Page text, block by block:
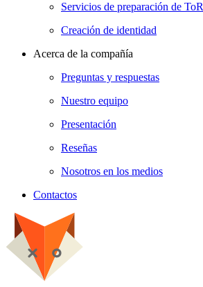
Servicios de preparación de ToR
Creación de identidad
Acerca de la compañía
Preguntas y respuestas
Nuestro equipo
Presentación
Reseñas
Nosotros en los medios
Contactos